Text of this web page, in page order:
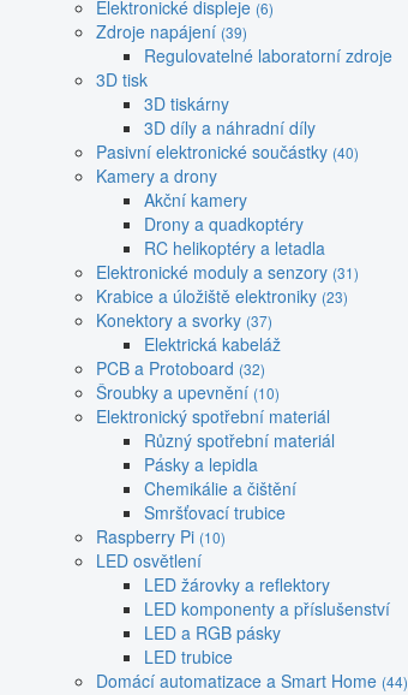
Elektronické displeje (6)
Zdroje napájení (39)
Regulovatelné laboratorní zdroje
3D tisk
3D tiskárny
3D díly a náhradní díly
Pasivní elektronické součástky (40)
Kamery a drony
Akční kamery
Drony a quadkoptéry
RC helikoptéry a letadla
Elektronické moduly a senzory (31)
Krabice a úložiště elektroniky (23)
Konektory a svorky (37)
Elektrická kabeláž
PCB a Protoboard (32)
Šroubky a upevnění (10)
Elektronický spotřební materiál
Různý spotřební materiál
Pásky a lepidla
Chemikálie a čištění
Smršťovací trubice
Raspberry Pi (10)
LED osvětlení
LED žárovky a reflektory
LED komponenty a příslušenství
LED a RGB pásky
LED trubice
Domácí automatizace a Smart Home (44)